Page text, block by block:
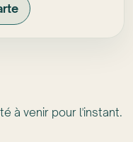
à venir pour l'instant.